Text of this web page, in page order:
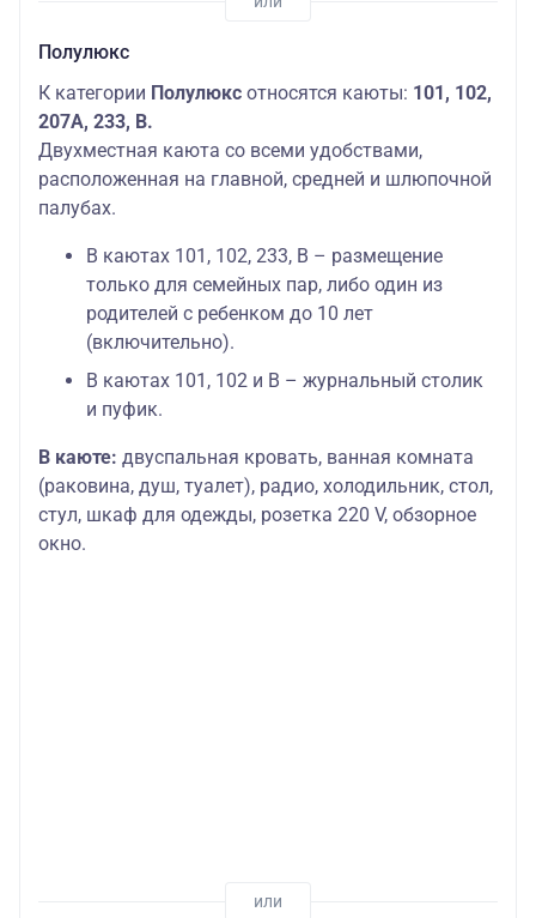
Полулюкс
К категории Полулюкс относятся каюты: 101, 102,
207А, 233, В.
Двухместная каюта со всеми удобствами,
расположенная на главной, средней и шлюпочной
палубах.
В каютах 101, 102, 233, В – размещение
только для семейных пар, либо один из
родителей с ребенком до 10 лет
(включительно).
В каютах 101, 102 и В – журнальный столик
и пуфик.
В каюте: двуспальная кровать, ванная комната
(раковина, душ, туалет), радио, холодильник, стол,
стул, шкаф для одежды, розетка 220 V, обзорное
окно.